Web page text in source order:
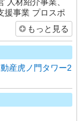
援事業 プロスポ
もっと見る
産虎ノ門タワー2